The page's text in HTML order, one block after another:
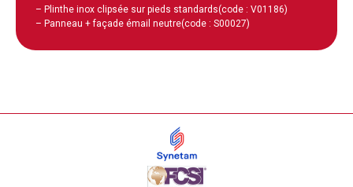
– Plinthe inox clipsée sur pieds standards(code : V01186)
– Panneau + façade émail neutre(code : S00027)